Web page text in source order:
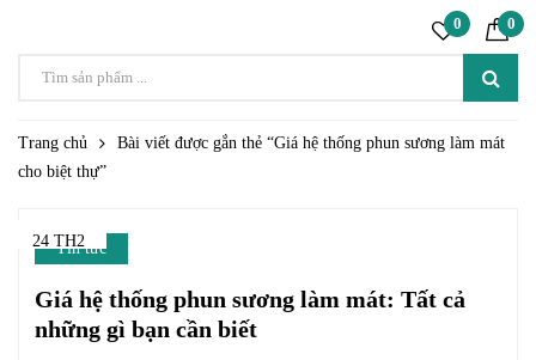
0 0
Trang chủ
Bài viết được gắn thẻ “Giá hệ thống phun sương làm mát
cho biệt thự”
24 TH2
Tin tức
Giá hệ thống phun sương làm mát: Tất cả
những gì bạn cần biết